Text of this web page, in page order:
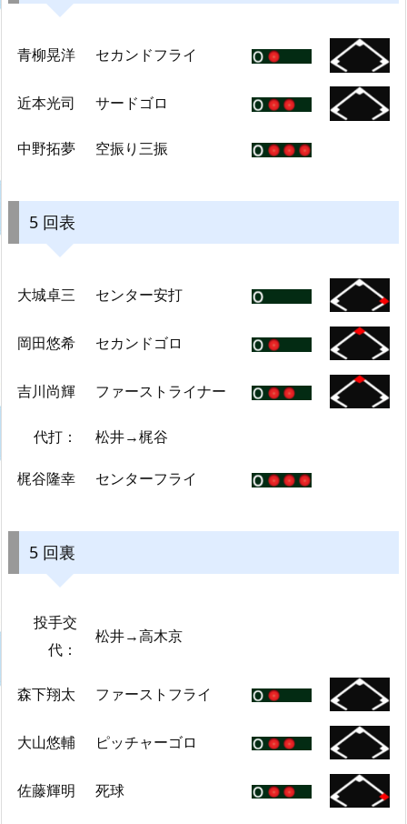
青柳晃洋 セカンドフライ
近本光司 サードゴロ
中野拓夢 空振り三振
5 回表
大城卓三 センター安打
岡田悠希 セカンドゴロ
吉川尚輝 ファーストライナー
代打： 松井→梶谷
梶谷隆幸 センターフライ
5 回裏
投手交
代：
松井→高木京
森下翔太 ファーストフライ
大山悠輔 ピッチャーゴロ
佐藤輝明 死球